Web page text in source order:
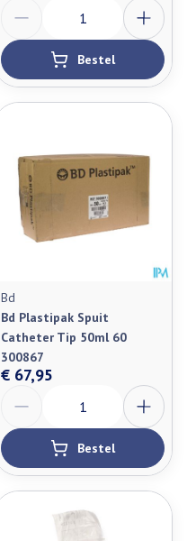
Bestel
Bd
Bd Plastipak Spuit
Catheter Tip 50ml 60
300867
€ 67,95
Bestel